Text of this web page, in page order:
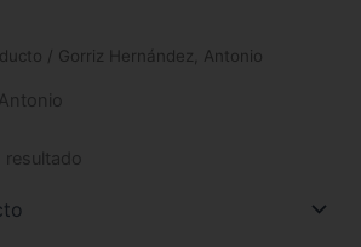
/ Gorriz Hernández, Antonio